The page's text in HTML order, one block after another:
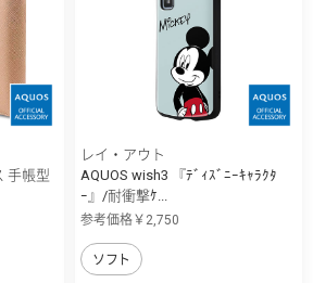
手帳型
レイ・アウト
AQUOS wish3 『ﾃﾞｨｽﾞﾆｰｷｬﾗｸﾀ
ｰ』/耐衝撃ｹ...
参考価格￥2,750
ソフト